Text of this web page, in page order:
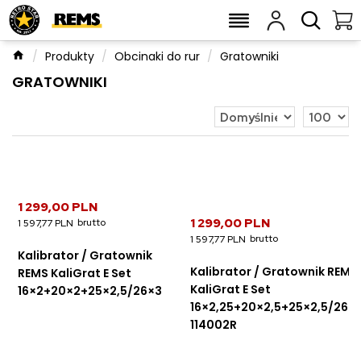
Produkty Obcinaki do rur Gratowniki
GRATOWNIKI
Kalibrator / Gratownik
REMS KaliGrat E Set
16×2+20×2+25×2,5/26×3
1 299,00 PLN
1 597,77 PLN
Kalibrator / Gratownik REMS
KaliGrat E Set
16×2,25+20×2,5+25×2,5/
114002R
1 299,00 PLN
1 597,77 PLN